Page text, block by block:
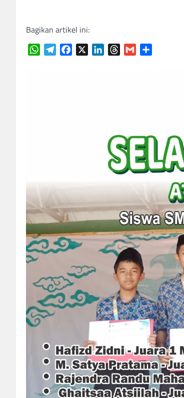
Bagikan artikel ini:
WhatsAppTelegramFacebook LinkedInThreads
Gmail